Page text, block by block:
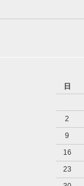
日
2
9
16
23